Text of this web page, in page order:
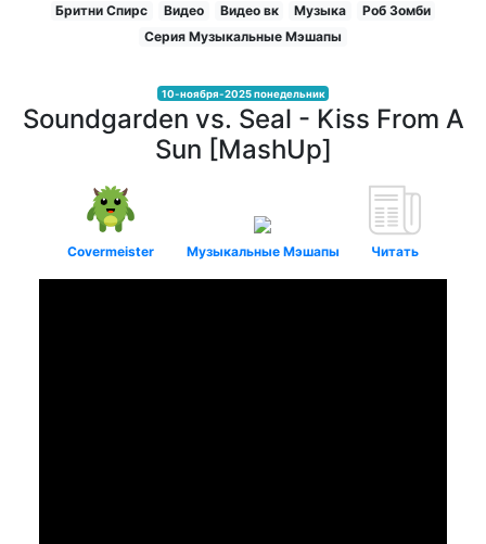
Бритни Спирс
Видео Видео вк Музыка
Роб Зомби
Серия Музыкальные Мэшапы
10-ноября-2025 понедельник
Soundgarden vs. Seal - Kiss From A
Sun [MashUp]
Covermeister Музыкальные Мэшапы Читать